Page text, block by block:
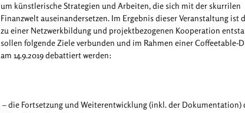
um künstlerische Strategien und Arbeiten, die sich mit der skurrilen
Finanzwelt auseinandersetzen. Im Ergebnis dieser Veranstaltung ist
zu einer Netzwerkbildung und projektbezogenen Kooperation
sollen folgende Ziele verbunden und im Rahmen einer Coffeetable-
am 14.9.2019 debattiert werden:
– die Fortsetzung und Weiterentwicklung (inkl. der Dokumentation)